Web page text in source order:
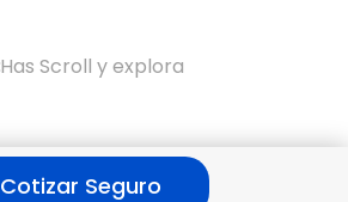
Has Scroll y explora
Cotizar Seguro